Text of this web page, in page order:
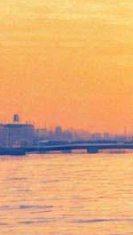
04 мая 2016,16:09
Британский артист
из самых
Джона Сноу, в блиц-
извинения "за
смерти его героя.